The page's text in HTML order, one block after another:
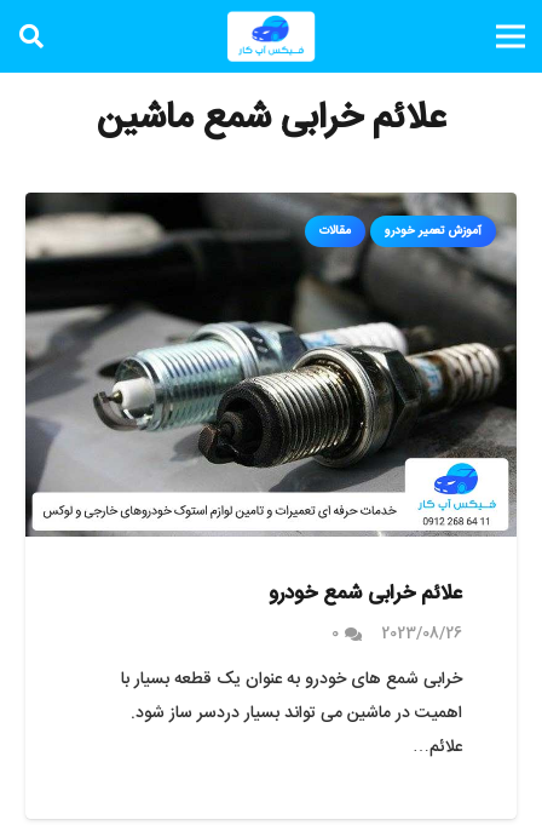
علائم خرابی شمع ماشین
آموزش تعمیر خودرو مقالات
علائم خرابی شمع خودرو
2023/08/26
0
خرابی شمع های خودرو به عنوان یک قطعه بسیار با
اهمیت در ماشین می تواند بسیار دردسر ساز شود.
علائم…